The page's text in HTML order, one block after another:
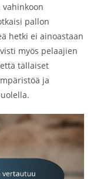
pallon
hetki ei ainoastaan
myös pelaajien
tällaiset
ja